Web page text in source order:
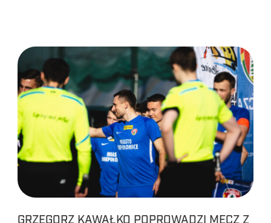
GRZEGORZ KAWAŁKO POPROWADZI MECZ Z